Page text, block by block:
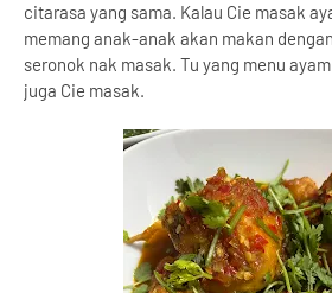
citarasa yang sama. Kalau Cie masak
memang anak-anak akan makan
seronok nak masak. Tu yang menu
juga Cie masak.